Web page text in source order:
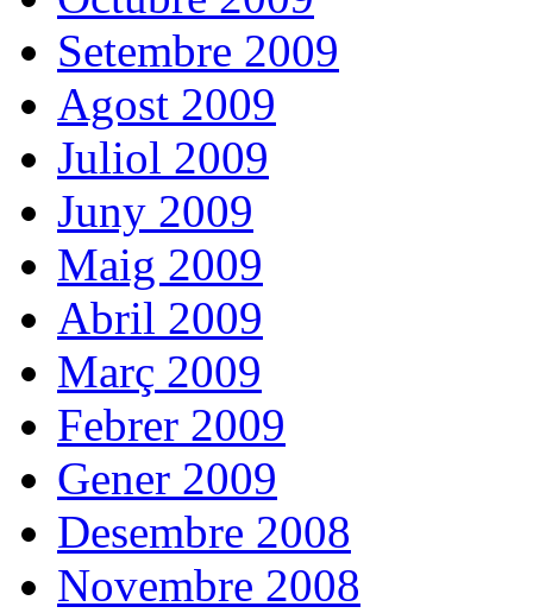
Setembre 2009
Agost 2009
Juliol 2009
Juny 2009
Maig 2009
Abril 2009
Març 2009
Febrer 2009
Gener 2009
Desembre 2008
Novembre 2008